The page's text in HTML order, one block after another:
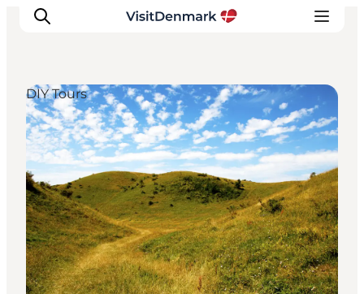
Inspiratie
Bestemmingen
Wat te doen
Accommodaties
Plan je reis
DIY Tours